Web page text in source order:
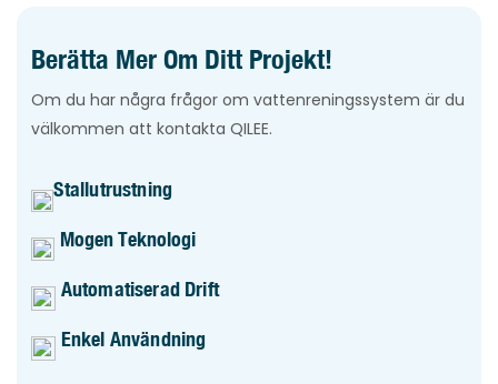
Berätta Mer Om Ditt Projekt!
Om du har några frågor om vattenreningssystem är du
välkommen att kontakta QILEE.
Stallutrustning
Mogen Teknologi
Automatiserad Drift
Enkel Användning